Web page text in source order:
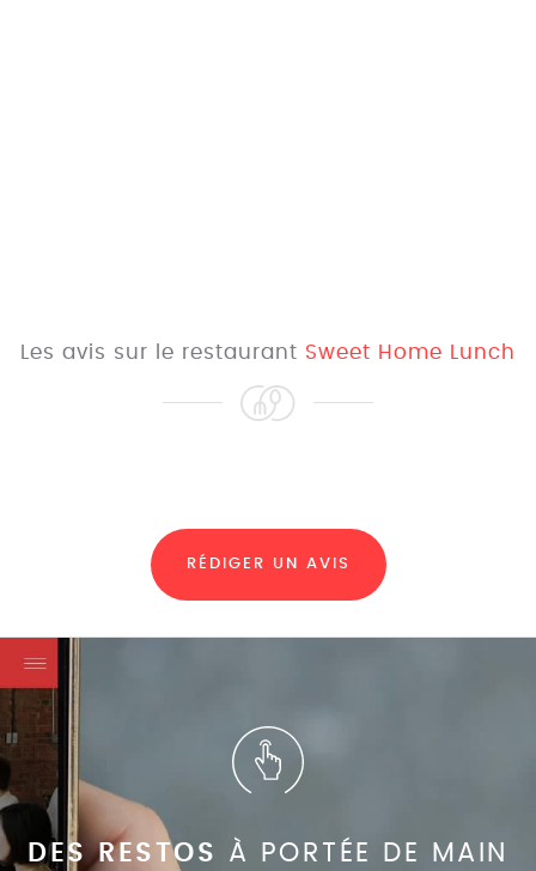
Les avis sur le restaurant Sweet Home Lunch
RÉDIGER UN AVIS
DES RESTOS À PORTÉE DE MAIN